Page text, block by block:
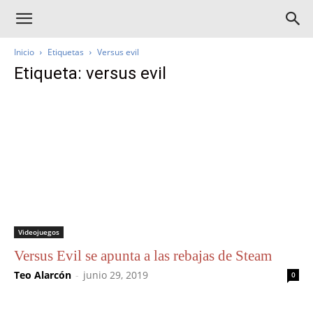
Inicio Etiquetas Versus evil
Etiqueta: versus evil
Videojuegos
Versus Evil se apunta a las rebajas de Steam
Teo Alarcón - junio 29, 2019 0